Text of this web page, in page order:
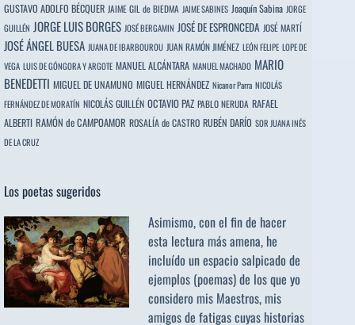
GUSTAVO ADOLFO BÉCQUER JAIME GIL de BIEDMA JAIME SABINES Joaquín Sabina JORGE
GUILLÉN JORGE LUIS BORGES JOSÉ BERGAMIN JOSÉ DE ESPRONCEDA JOSÉ MARTÍ
JOSÉ ÁNGEL BUESA JUANA DE IBARBOUROU JUAN RAMÓN JIMÉNEZ LEÓN FELIPE LOPE DE
VEGA LUIS DE GÓNGORA Y ARGOTE MANUEL ALCÁNTARA MANUEL MACHADO MARIO
BENEDETTI MIGUEL DE UNAMUNO MIGUEL HERNÁNDEZ Nicanor Parra NICOLÁS
FERNÁNDEZ DE MORATÍN NICOLÁS GUILLÉN OCTAVIO PAZ PABLO NERUDA RAFAEL
ALBERTI RAMÓN de CAMPOAMOR ROSALÍA de CASTRO RUBÉN DARÍO SOR JUANA INÉS
DE LA CRUZ
Los poetas sugeridos
Asimismo, con el fin de hacer
esta lectura más amena, he
incluído un espacio salpicado de
ejemplos (poemas) de los que yo
considero mis Maestros, mis
amigos de fatigas cuyas historias